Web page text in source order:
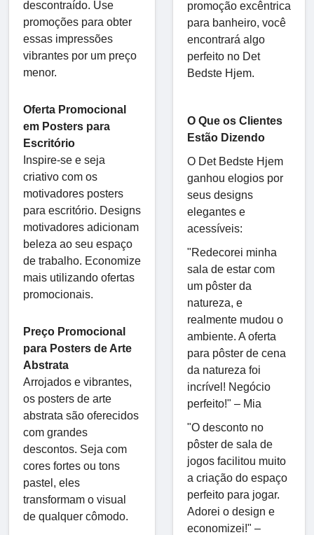
descontraído. Use
promoções para obter
essas impressões
vibrantes por um preço
menor.
Oferta Promocional
em Posters para
Escritório
Inspire-se e seja
criativo com os
motivadores posters
para escritório. Designs
motivadores adicionam
beleza ao seu espaço
de trabalho. Economize
mais utilizando ofertas
promocionais.
Preço Promocional
para Posters de Arte
Abstrata
Arrojados e vibrantes,
os posters de arte
abstrata são oferecidos
com grandes
descontos. Seja com
cores fortes ou tons
pastel, eles
transformam o visual
de qualquer cômodo.
promoção excêntrica
para banheiro, você
encontrará algo
perfeito no Det
Bedste Hjem.
O Que os Clientes
Estão Dizendo
O Det Bedste Hjem
ganhou elogios por
seus designs
elegantes e
acessíveis:
"Redecorei minha
sala de estar com
um pôster da
natureza, e
realmente mudou o
ambiente. A oferta
para pôster de cena
da natureza foi
incrível! Negócio
perfeito!" – Mia
"O desconto no
pôster de sala de
jogos facilitou muito
a criação do espaço
perfeito para jogar.
Adorei o design e
economizei!" –